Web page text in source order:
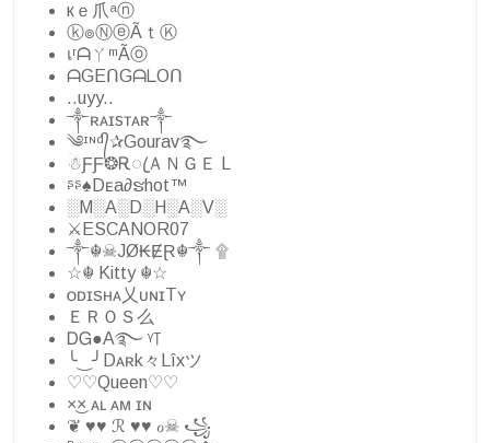
кｅ爪ᵃⓝ
ⓚ๏ⓃⓔÃｔⓀ
เʳᗩㄚᵐÃⓞ
ᗩGEᑎGᗩᒪOᑎ
..uyy..
༒ʀᴀɪsᴛᴀʀ༒
༄ᶦᶰᵈ᭄✰Gourav࿐
☃︎ƑƑ❂ᎡꦿＡＮＧＥ L
ᶳᶳ♠Dᴇa∂ຮhot™
░M░A░D░H░A░V░
⚔ESCANOR07
༒☬☠JØ₭ɆⱤ︎☬༒ ۩
☆☬ Kitty ☬☆
ᴏᴅɪꜱʜᴀ乂ᴜɴɪTʏ
ＥＲＯＳ么
ᎠᏀ●A࿐ ᵞ꓄
╰‿╯Dᴀʀk々Lîxツ
♡♡Queen♡♡
×͜× ᴀʟ ᴀᴍ ɪɴ
❦︎ ♥︎♥︎ ℛ ♥︎♥︎ ℴ☠︎︎ ꧁